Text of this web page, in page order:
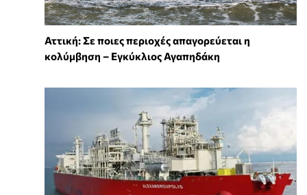
Αττική: Σε ποιες περιοχές απαγορεύεται η
κολύμβηση – Εγκύκλιος Αγαπηδάκη